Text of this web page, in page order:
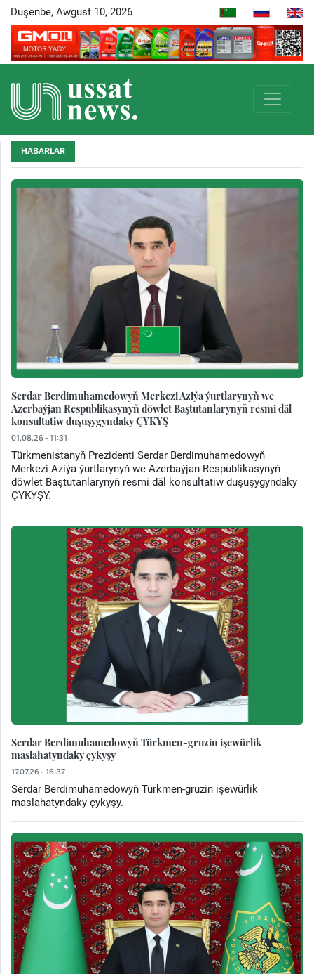
Duşenbe, Awgust 10, 2026
HABARLAR
Serdar Berdimuhamedowyň Merkezi Aziýa ýurtlarynyň we
Azerbaýjan Respublikasynyň döwlet Baştutanlarynyň resmi däl
konsultatiw duşuşygyndaky ÇYKYŞ
01.08.26 - 11:31
Türkmenistanyň Prezidenti Serdar Berdimuhamedowyň
Merkezi Aziýa ýurtlarynyň we Azerbaýjan Respublikasynyň
döwlet Baştutanlarynyň resmi däl konsultatiw duşuşygyndaky
ÇYKYŞY.
Serdar Berdimuhamedowyň Türkmen-gruzin işewürlik
maslahatyndaky çykyşy
17.07.26 - 16:37
Serdar Berdimuhamedowyň Türkmen-gruzin işewürlik
maslahatyndaky çykyşy.